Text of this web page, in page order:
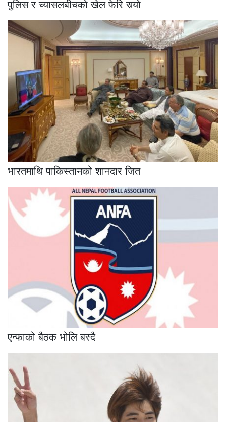
पुलिस र च्यासलबीचको खेल फेरि सर्‍यो
भारतमाथि पाकिस्तानको शानदार जित
एन्फाको बैठक भोलि बस्दै